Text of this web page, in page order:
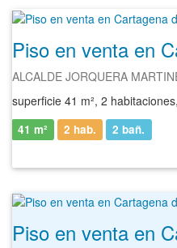
Piso en venta en
ALCALDE JORQUERA
superficie 41 m², 2
41 m² 2 hab. 2 bañ.
Piso en venta en